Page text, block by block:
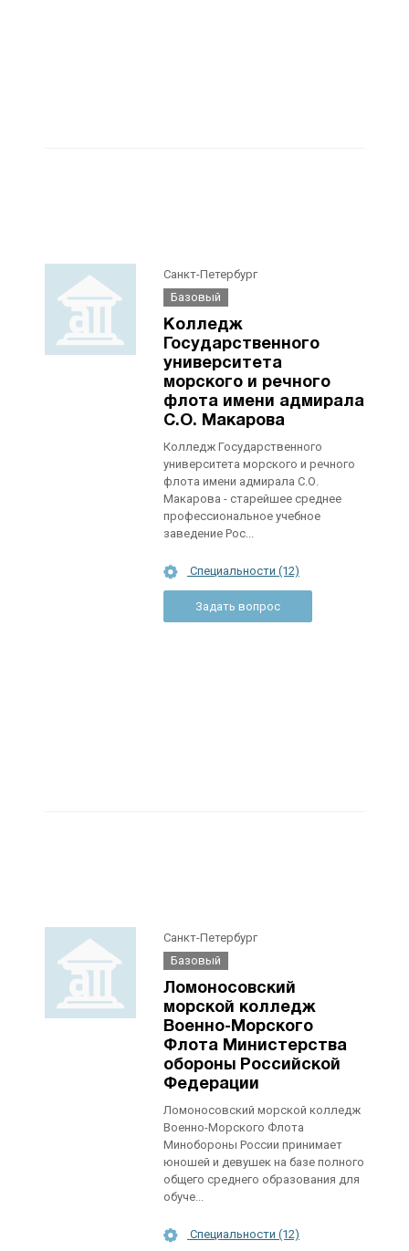
Санкт-Петербург
Базовый
Колледж
Государственного
университета
морского и речного
флота имени адмирала
С.О. Макарова
Колледж Государственного
университета морского и речного
флота имени адмирала С.О.
Макарова - старейшее среднее
профессиональное учебное
заведение Рос...
Специальности (12)
Задать вопрос
Санкт-Петербург
Базовый
Ломоносовский
морской колледж
Военно-Морского
Флота Министерства
обороны Российской
Федерации
Ломоносовский морской колледж
Военно-Морского Флота
Минобороны России принимает
юношей и девушек на базе полного
общего среднего образования для
обуче...
Специальности (12)